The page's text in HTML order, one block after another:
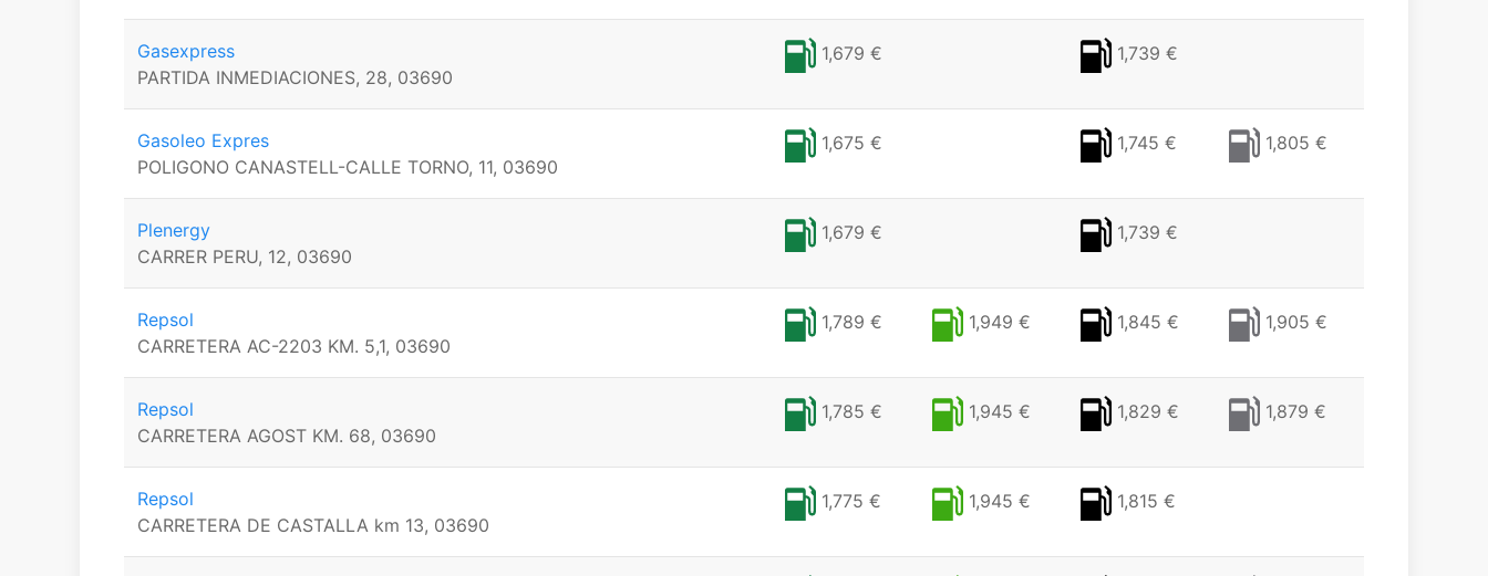
Gasexpress
PARTIDA INMEDIACIONES, 28, 03690
1,679 € 1,739 €
Gasoleo Expres
POLIGONO CANASTELL-CALLE TORNO, 11, 03690
1,675 € 1,745 € 1,805 €
Plenergy
CARRER PERU, 12, 03690
1,679 € 1,739 €
Repsol
CARRETERA AC-2203 KM. 5,1, 03690
1,789 € 1,949 € 1,845 € 1,905 €
Repsol
CARRETERA AGOST KM. 68, 03690
1,785 € 1,945 € 1,829 € 1,879 €
Repsol
CARRETERA DE CASTALLA km 13, 03690
1,775 € 1,945 € 1,815 €